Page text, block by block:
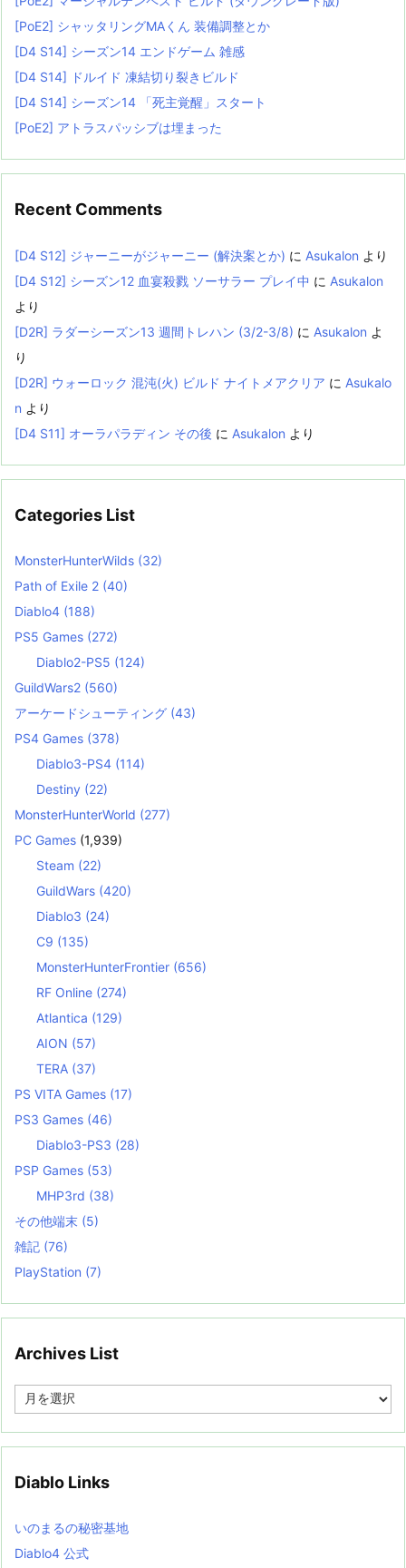
[PoE2] シャッタリングMAくん 装備調整とか
[D4 S14] シーズン14 エンドゲーム 雑感
[D4 S14] ドルイド 凍結切り裂きビルド
[D4 S14] シーズン14 「死主覚醒」スタート
[PoE2] アトラスパッシブは埋まった
Recent Comments
[D4 S12] ジャーニーがジャーニー (解決案とか) に Asukalon より
[D4 S12] シーズン12 血宴殺戮 ソーサラー プレイ中 に Asukalon
より
[D2R] ラダーシーズン13 週間トレハン (3/2-3/8) に Asukalon よ
り
[D2R] ウォーロック 混沌(火) ビルド ナイトメアクリア に Asukalo
n より
[D4 S11] オーラパラディン その後 に Asukalon より
Categories List
MonsterHunterWilds (32)
Path of Exile 2 (40)
Diablo4 (188)
PS5 Games (272)
Diablo2-PS5 (124)
GuildWars2 (560)
アーケードシューティング (43)
PS4 Games (378)
Diablo3-PS4 (114)
Destiny (22)
MonsterHunterWorld (277)
PC Games (1,939)
Steam (22)
GuildWars (420)
Diablo3 (24)
C9 (135)
MonsterHunterFrontier (656)
RF Online (274)
Atlantica (129)
AION (57)
TERA (37)
PS VITA Games (17)
PS3 Games (46)
Diablo3-PS3 (28)
PSP Games (53)
MHP3rd (38)
その他端末 (5)
雑記 (76)
PlayStation (7)
Archives List
e
i
s
t
Diablo Links
いのまるの秘密基地
Diablo4 公式